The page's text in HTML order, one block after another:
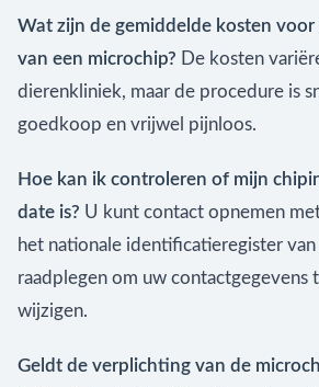
Wat zijn de gemiddelde kosten
van een microchip? De kosten
dierenkliniek, maar de procedure is
goedkoop en vrijwel pijnloos.
Hoe kan ik controleren of mijn
date is? U kunt contact opnemen
het nationale identificatieregister van
raadplegen om uw contactgegevens
wijzigen.
Geldt de verplichting van de